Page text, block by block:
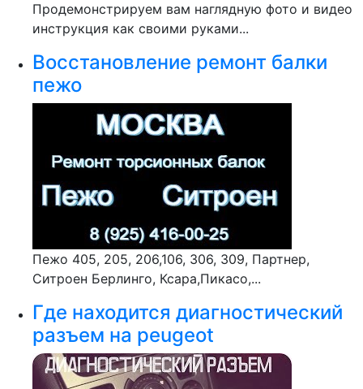
Продемонстрируем вам наглядную фото и видео
инструкция как своими руками...
Восстановление ремонт балки
пежо
Пежо 405, 205, 206,106, 306, 309, Партнер,
Ситроен Берлинго, Ксара,Пикасо,...
Где находится диагностический
разъем на peugeot